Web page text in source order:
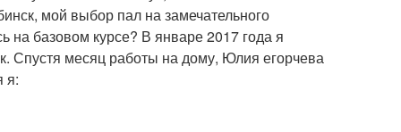
мой выбор пал на замечательного
на базовом курсе? В январе 2017 года я
Спустя месяц работы на дому, Юлия егорчева
я: